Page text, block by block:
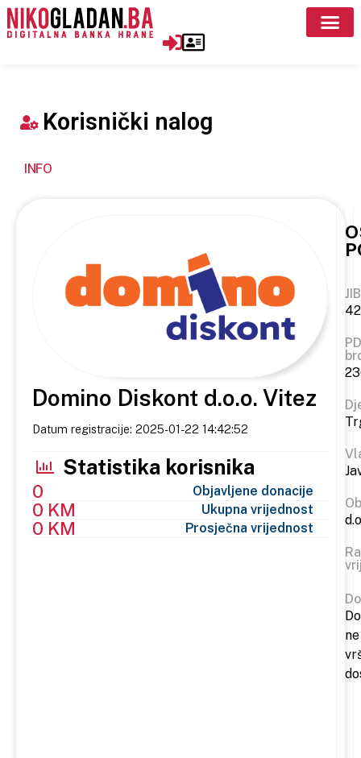
Korisnički nalog
INFO
Domino Diskont d.o.o. Vitez
Datum registracije: 2025-01-22 14:42:52
Statistika korisnika
0 Objavljene donacije
0 KM Ukupna vrijednost
0 KM Prosječna vrijednost
JIB
ne